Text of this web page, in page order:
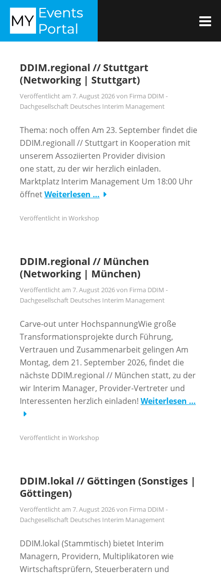
Zum
Inhalt
springen
MYEVENTSPORTAL
DDIM.regional // Stuttgart
(Networking | Stuttgart)
Veröffentlicht am 7. August 2026von Firma DDIM -
Dachgesellschaft Deutsches Interim Management
Thema: noch offen Am 23. September findet die
DDIM.regionall // Stuttgart in Kooperation mit
unserem Assoziierten Provider division
one statt, zu der wir herzlich einladen.
Marktplatz Interim Management Um 18:00 Uhr
öffnetWeiterlesen …
Veröffentlicht in Workshop
DDIM.regional // München
(Networking | München)
Veröffentlicht am 7. August 2026von Firma DDIM -
Dachgesellschaft Deutsches Interim Management
Carve-out unter HochspannungWie große
Transformationsprojekte durch Führung,
Vertrauen und Zusammenarbeit gelingen Am
Montag, dem 21. September 2026, findet die
nächste DDIM.regional // München statt, zu der
wir Interim Manager, Provider-Vertreter und
Interessenten herzlich einladen! Weiterlesen …
Veröffentlicht in Workshop
DDIM.lokal // Göttingen (Sonstiges |
Göttingen)
Veröffentlicht am 7. August 2026von Firma DDIM -
Dachgesellschaft Deutsches Interim Management
DDIM.lokal (Stammtisch) bietet Interim
Managern, Providern, Multiplikatoren wie
Wirtschaftsprüfern, Steuerberatern und